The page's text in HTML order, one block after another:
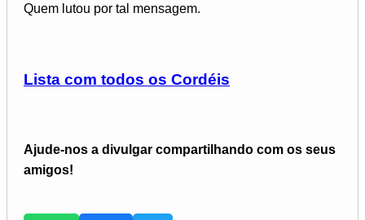
Quem lutou por tal mensagem.
Lista com todos os Cordéis
Ajude-nos a divulgar compartilhando com os seus
amigos!